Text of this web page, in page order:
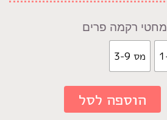
מחטי רקמה פרים
מס 3-9
הוספה לסל